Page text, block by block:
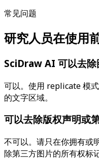
常见问题
研究人员在使用
SciDraw AI 可以去除
可以。使用 replicate 模
的文字区域。
可以去除版权声明或
不可以。请只在你拥有或
除第三方图片的所有权标记